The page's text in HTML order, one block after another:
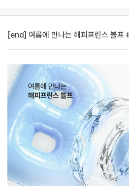
[end] 여름에 만나는 해피프린스 블